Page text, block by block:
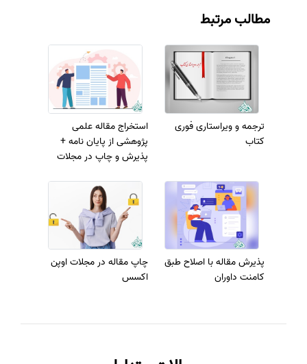
مطالب مرتبط
ترجمه و ویراستاری فوری
کتاب
استخراج مقاله علمی
پژوهشی از پایان‌ نامه +
پذیرش و چاپ در مجلات
پذیرش مقاله با اصلاح طبق
کامنت داوران
چاپ مقاله در مجلات اوپن
اکسس